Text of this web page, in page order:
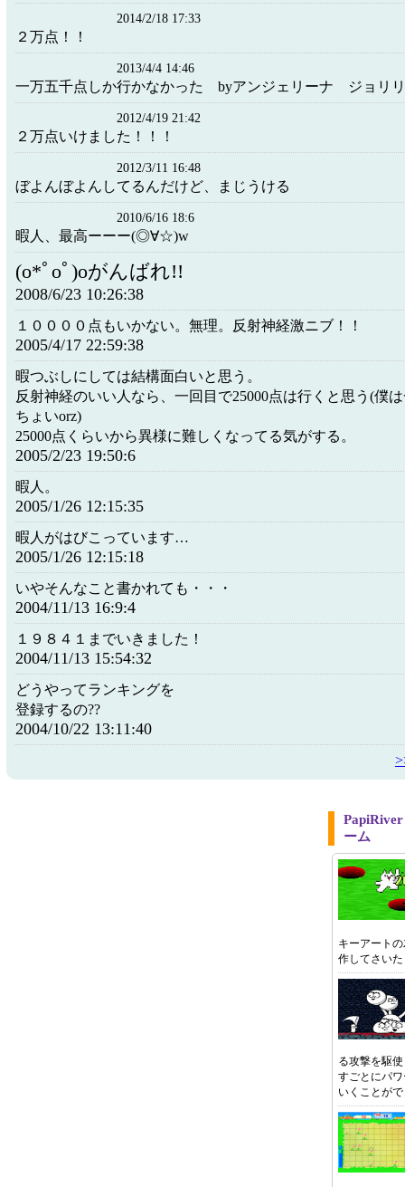
2014/2/18 17:33
２万点！！
2013/4/4 14:46
一万五千点しか行かなかった byアンジェリーナ ジョリ
2012/4/19 21:42
２万点いけました！！！
2012/3/11 16:48
ぼよんぼよんしてるんだけど、まじうける
2010/6/16 18:6
暇人、最高ーーー(◎∀☆)w
(o*ﾟoﾟ)oがんばれ!!
2008/6/23 10:26:38
１００００点もいかない。無理。反射神経激ニブ！！
2005/4/17 22:59:38
暇つぶしにしては結構面白いと思う。
反射神経のいい人なら、一回目で25000点は行くと思う(僕
ちょいorz)
25000点くらいから異様に難しくなってる気がする。
2005/2/23 19:50:6
暇人。
2005/1/26 12:15:35
暇人がはびこっています…
2005/1/26 12:15:18
いやそんなこと書かれても・・・
2004/11/13 16:9:4
１９８４１までいきました！
2004/11/13 15:54:32
どうやってランキングを
登録するの??
2004/10/22 13:11:40
ーム
キーアート
作してさい
る攻撃を駆
すごとにパ
いくことが